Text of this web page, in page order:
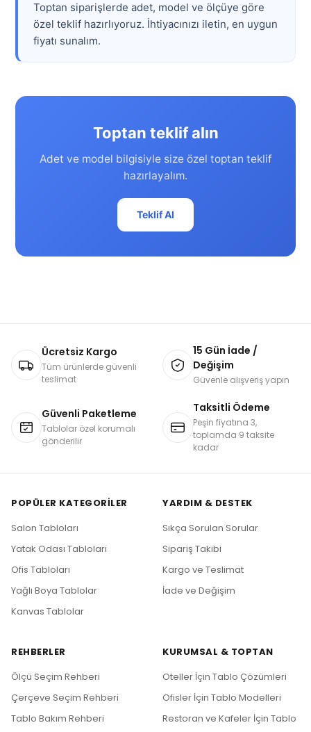
Toptan siparişlerde adet, model ve ölçüye göre
özel teklif hazırlıyoruz. İhtiyacınızı iletin, en uygun
fiyatı sunalım.
Toptan teklif alın
Adet ve model bilgisiyle size özel toptan teklif
hazırlayalım.
Teklif Al
Ücretsiz Kargo
Tüm ürünlerde güvenli
teslimat
15 Gün İade /
Değişim
Güvenle alışveriş yapın
Güvenli Paketleme
Tablolar özel korumalı
gönderilir
Taksitli Ödeme
Peşin fiyatına 3,
toplamda 9 taksite
kadar
POPÜLER KATEGORILER
Salon Tabloları
Yatak Odası Tabloları
Ofis Tabloları
Yağlı Boya Tablolar
Kanvas Tablolar
YARDIM & DESTEK
Sıkça Sorulan Sorular
Sipariş Takibi
Kargo ve Teslimat
İade ve Değişim
REHBERLER
Ölçü Seçim Rehberi
Çerçeve Seçim Rehberi
Tablo Bakım Rehberi
KURUMSAL & TOPTAN
Oteller İçin Tablo Çözümleri
Ofisler İçin Tablo Modelleri
Restoran ve Kafeler İçin Tablo